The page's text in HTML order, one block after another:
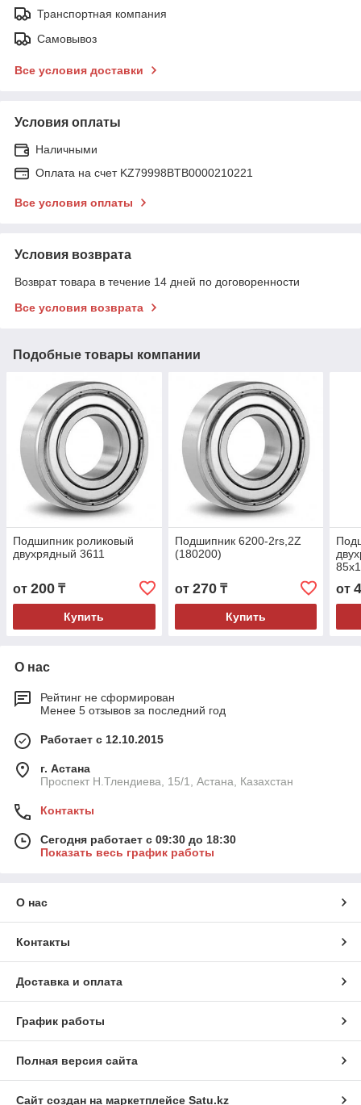
Транспортная компания
Самовывоз
Все условия доставки
Условия оплаты
Наличными
Оплата на счет KZ79998BTB0000210221
Все условия оплаты
Условия возврата
Возврат товара в течение 14 дней по договоренности
Все условия возврата
Подобные товары компании
Подшипник роликовый
двухрядный 3611
от 200 ₸
Купить
Подшипник 6200-2rs,2Z
(180200)
от 270₸
Купить
от
О нас
Рейтинг не сформирован
Менее 5 отзывов за последний год
Работает с 12.10.2015
г. Астана
Проспект Н.Тлендиева, 15/1, Астана, Казахстан
Контакты
Сегодня работает с 09:30 до 18:30
Показать весь график работы
О нас
Контакты
Доставка и оплата
График работы
Полная версия сайта
Сайт создан на маркетплейсе Satu.kz